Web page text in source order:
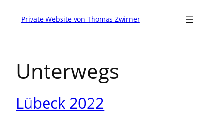
Private Website von Thomas Zwirner
Unterwegs
Lübeck 2022